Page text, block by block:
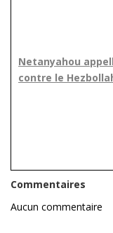
Netanyahou
contre le
Commentaires
Aucun commentaire